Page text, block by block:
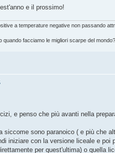
e il prossimo!
a temperature negative non passando
facciamo le migliori scarpe del
e penso che più avanti nella
sono paranoico ( e più che
iniziare con la versione liceale e poi
per quest'ultima) o quella